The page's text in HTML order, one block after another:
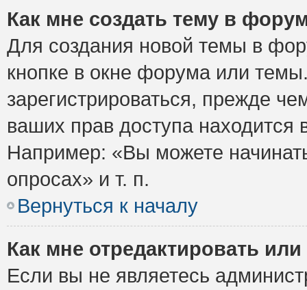
Как мне создать тему в
Для создания новой темы в
кнопке в окне форума или
зарегистрироваться, прежде
ваших прав доступа
Например: «Вы можете
опросах» и т. п.
Вернуться к началу
Как мне отредактировать
Если вы не являетесь